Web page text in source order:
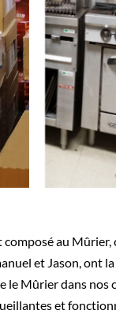
au
et Jason, ont
le Mûrier dans nos
et